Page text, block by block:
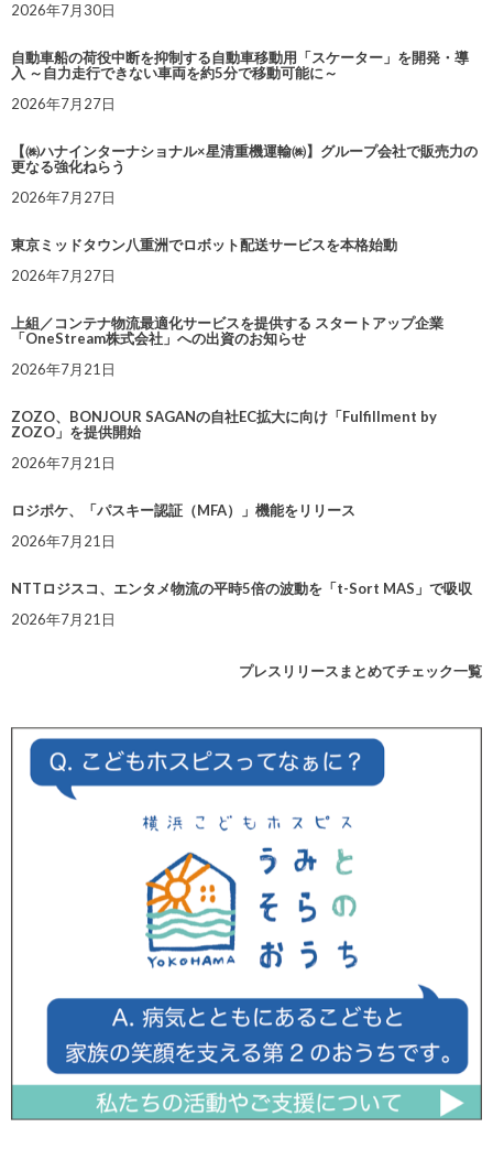
2026年7月30日
自動車船の荷役中断を抑制する自動車移動用「スケーター」を開発・導
入 ～自力走行できない車両を約5分で移動可能に～
2026年7月27日
【㈱ハナインターナショナル×星清重機運輸㈱】グループ会社で販売力の
更なる強化ねらう
2026年7月27日
東京ミッドタウン八重洲でロボット配送サービスを本格始動
2026年7月27日
上組／コンテナ物流最適化サービスを提供する スタートアップ企業
「OneStream株式会社」への出資のお知らせ
2026年7月21日
ZOZO、BONJOUR SAGANの自社EC拡大に向け「Fulfillment by
ZOZO」を提供開始
2026年7月21日
ロジポケ、「パスキー認証（MFA）」機能をリリース
2026年7月21日
NTTロジスコ、エンタメ物流の平時5倍の波動を「t-Sort MAS」で吸収
2026年7月21日
プレスリリースまとめてチェック一覧